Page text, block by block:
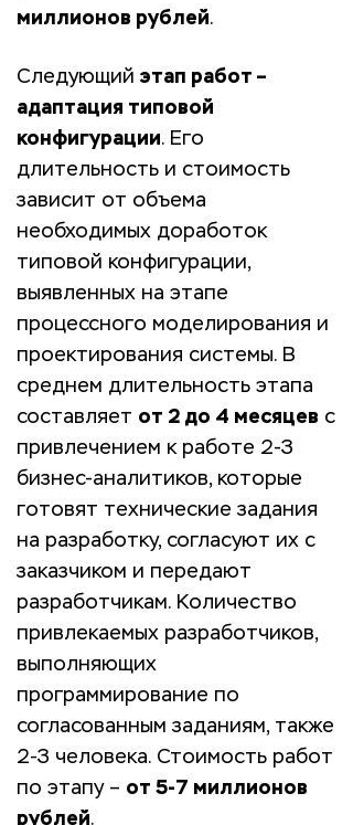
миллионов рублей.
Следующий этап работ –
адаптация типовой
конфигурации. Его
длительность и стоимость
зависит от объема
необходимых доработок
типовой конфигурации,
выявленных на этапе
процессного моделирования и
проектирования системы. В
среднем длительность этапа
составляет от 2 до 4 месяцев с
привлечением к работе 2-3
бизнес-аналитиков, которые
готовят технические задания
на разработку, согласуют их с
заказчиком и передают
разработчикам. Количество
привлекаемых разработчиков,
выполняющих
программирование по
согласованным заданиям, также
2-3 человека. Стоимость работ
по этапу – от 5-7 миллионов
рублей.